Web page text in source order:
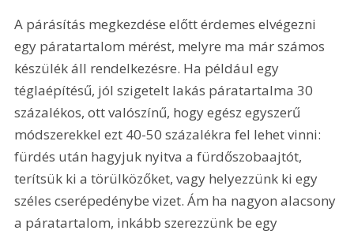
A párásítás megkezdése előtt érdemes elvégezni
egy páratartalom mérést, melyre ma már számos
készülék áll rendelkezésre. Ha például egy
téglaépítésű, jól szigetelt lakás páratartalma 30
százalékos, ott valószínű, hogy egész egyszerű
módszerekkel ezt 40-50 százalékra fel lehet vinni:
fürdés után hagyjuk nyitva a fürdőszobaajtót,
terítsük ki a törülközőket, vagy helyezzünk ki egy
széles cserépedénybe vizet. Ám ha nagyon alacsony
a páratartalom, inkább szerezzünk be egy